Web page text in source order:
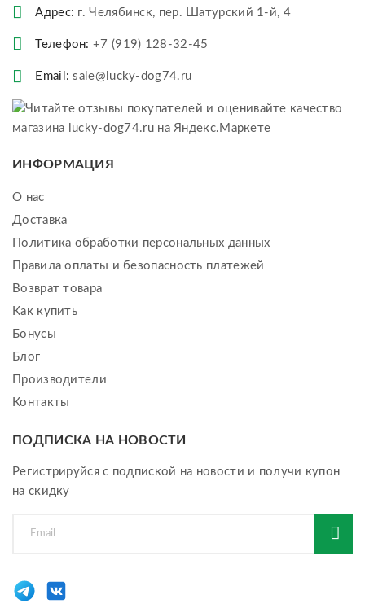
Адрес: г. Челябинск, пер. Шатурский 1-й, 4
Телефон: +7 (919) 128-32-45
Email: sale@lucky-dog74.ru
ИНФОРМАЦИЯ
О нас
Доставка
Политика обработки персональных данных
Правила оплаты и безопасность платежей
Возврат товара
Как купить
Бонусы
Блог
Производители
Контакты
ПОДПИСКА НА НОВОСТИ
Регистрируйся с подпиской на новости и получи купон
на скидку